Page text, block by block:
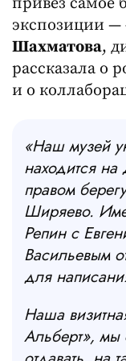
экспозиции —
Шахматова,
рассказала о
и о
«Наш музей
находится на
правом
Ширяево.
Репин с
Васильевым
для
Наша
Альберт», мы